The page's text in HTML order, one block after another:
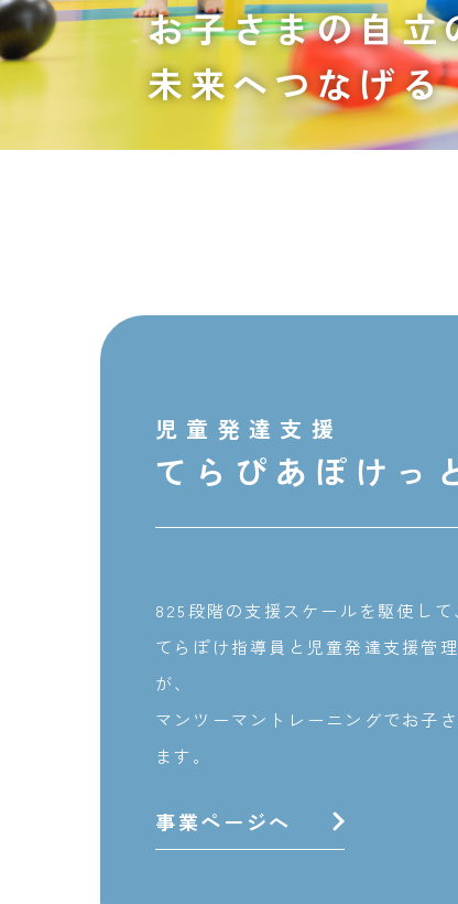
お子さまの自立
未来へつなげる
児童発達支援
てらぴあぽけっ
825段階の支援スケールを駆使して
てらぽけ指導員と児童発達支援管
が、
マンツーマントレーニングでお子
ます。
事業ページへ